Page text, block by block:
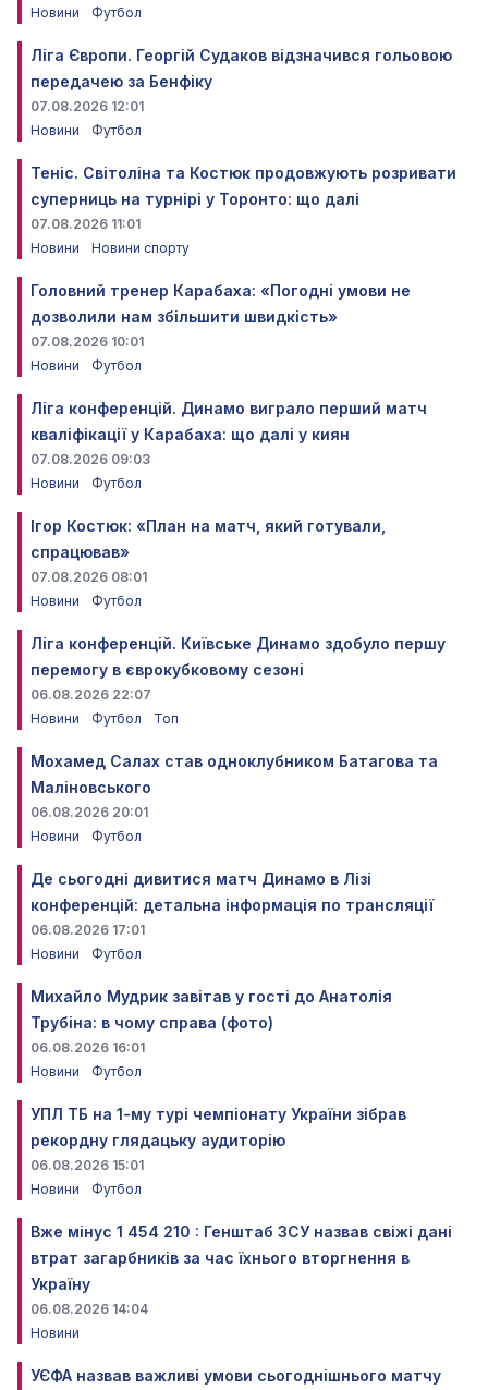
Новини Футбол
Ліга Європи. Георгій Судаков відзначився гольовою
передачею за Бенфіку
07.08.2026 12:01
Новини
Футбол
Теніс. Світоліна та Костюк продовжують розривати
суперниць на турнірі у Торонто: що далі
07.08.2026 11:01
Новини
Новини спорту
Головний тренер Карабаха: «Погодні умови не
дозволили нам збільшити швидкість»
07.08.2026 10:01
Новини
Футбол
Ліга конференцій. Динамо виграло перший матч
кваліфікації у Карабаха: що далі у киян
07.08.2026 09:03
Новини
Футбол
Ігор Костюк: «План на матч, який готували,
спрацював»
07.08.2026 08:01
Новини
Футбол
Ліга конференцій. Київське Динамо здобуло першу
перемогу в єврокубковому сезоні
06.08.2026 22:07
Новини
Футбол Топ
Мохамед Салах став одноклубником Батагова та
Маліновського
06.08.2026 20:01
Новини
Футбол
Де сьогодні дивитися матч Динамо в Лізі
конференцій: детальна інформація по трансляції
06.08.2026 17:01
Новини
Футбол
Михайло Мудрик завітав у гості до Анатолія
Трубіна: в чому справа (фото)
06.08.2026 16:01
Новини
Футбол
УПЛ ТБ на 1-му турі чемпіонату України зібрав
рекордну глядацьку аудиторію
06.08.2026 15:01
Новини
Футбол
Вже мінус 1 454 210 : Генштаб ЗСУ назвав свіжі дані
втрат загарбників за час їхнього вторгнення в
Україну
06.08.2026 14:04
Новини
УЄФА назвав важливі умови сьогоднішнього матчу